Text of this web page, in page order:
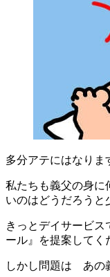
多分アテにはなりま
私たちも義父の身に
いのはどうだろうと
きっとデイサービス
ール』を提案してく
しかし問題は あの